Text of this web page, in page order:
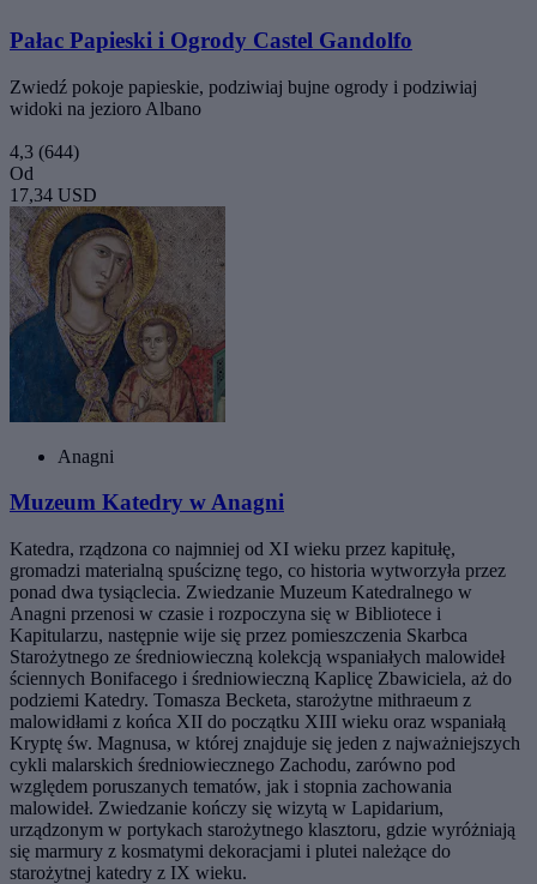
Pałac Papieski i Ogrody Castel Gandolfo
Zwiedź pokoje papieskie, podziwiaj bujne ogrody i podziwiaj
widoki na jezioro Albano
4,3 (644)
Od
17,34 USD
Anagni
Muzeum Katedry w Anagni
Katedra, rządzona co najmniej od XI wieku przez kapitułę,
gromadzi materialną spuściznę tego, co historia wytworzyła przez
ponad dwa tysiąclecia. Zwiedzanie Muzeum Katedralnego w
Anagni przenosi w czasie i rozpoczyna się w Bibliotece i
Kapitularzu, następnie wije się przez pomieszczenia Skarbca
Starożytnego ze średniowieczną kolekcją wspaniałych malowideł
ściennych Bonifacego i średniowieczną Kaplicę Zbawiciela, aż do
podziemi Katedry. Tomasza Becketa, starożytne mithraeum z
malowidłami z końca XII do początku XIII wieku oraz wspaniałą
Kryptę św. Magnusa, w której znajduje się jeden z najważniejszych
cykli malarskich średniowiecznego Zachodu, zarówno pod
względem poruszanych tematów, jak i stopnia zachowania
malowideł. Zwiedzanie kończy się wizytą w Lapidarium,
urządzonym w portykach starożytnego klasztoru, gdzie wyróżniają
się marmury z kosmatymi dekoracjami i plutei należące do
starożytnej katedry z IX wieku.